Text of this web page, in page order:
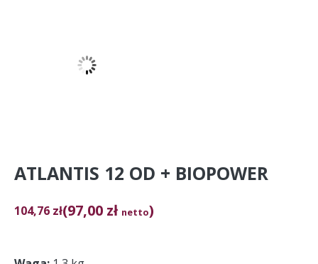
ATLANTIS 12 OD + BIOPOWER
104,76 zł(97,00 zł netto)